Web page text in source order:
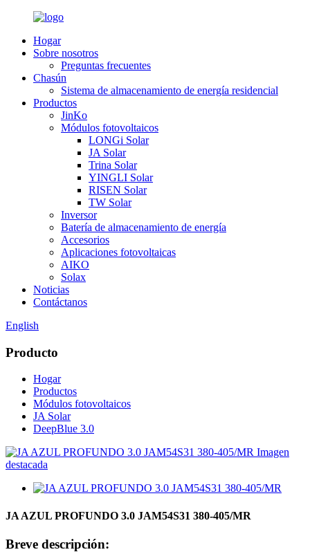
Hogar
Sobre nosotros
Preguntas frecuentes
Chasún
Sistema de almacenamiento de energía residencial
Productos
JinKo
Módulos fotovoltaicos
LONGi Solar
JA Solar
Trina Solar
YINGLI Solar
RISEN Solar
TW Solar
Inversor
Batería de almacenamiento de energía
Accesorios
Aplicaciones fotovoltaicas
AIKO
Solax
Noticias
Contáctanos
English
Producto
Hogar
Productos
Módulos fotovoltaicos
JA Solar
DeepBlue 3.0
JA AZUL PROFUNDO 3.0 JAM54S31 380-405/MR
Breve descripción: